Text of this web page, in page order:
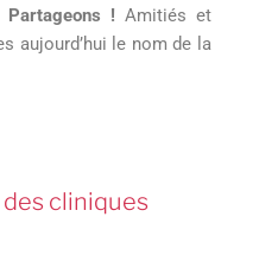
Partageons ! Amitiés et
aujourd’hui le nom de la
cliniques